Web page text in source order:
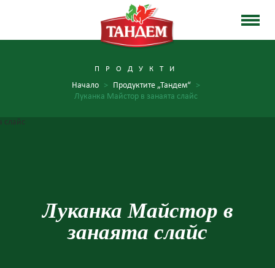
ПРОДУКТИ
Начало > Продуктите „Тандем“
>
Луканка Майстор в занаята слайс
Луканка Майстор в
занаята слайс